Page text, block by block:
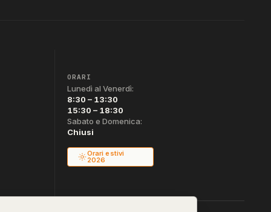
ORARI
Lunedì al Venerdì:
8:30 – 13:30
15:30 – 18:30
Sabato e Domenica:
Chiusi
Orari estivi
2026